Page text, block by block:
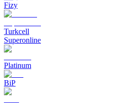
Fizy
Turkcell
Superonline
Platinum
BiP